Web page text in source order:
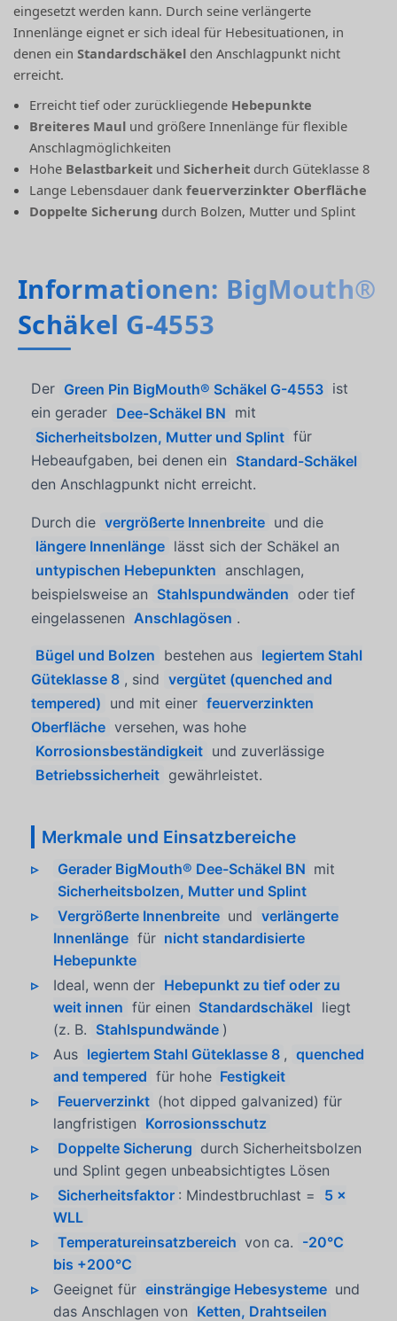
eingesetzt werden kann. Durch seine verlängerte
Innenlänge eignet er sich ideal für Hebesituationen, in
denen einStandardschäkel den Anschlagpunkt nicht
erreicht.
Erreicht tief oder zurückliegende Hebepunkte
Breiteres Maul und größere Innenlänge für flexible
Anschlagmöglichkeiten
Hohe Belastbarkeit undSicherheit durch Güteklasse 8
Lange Lebensdauer dankfeuerverzinkter Oberfläche
Doppelte Sicherung durch Bolzen, Mutter und Splint
Informationen: BigMouth®
Schäkel G-4553
Der Green Pin BigMouth® Schäkel G-4553 ist
ein gerader Dee-Schäkel BN mit
Sicherheitsbolzen, Mutter und Splint für
Hebeaufgaben, bei denen ein Standard-Schäkel
den Anschlagpunkt nicht erreicht.
Durch die vergrößerte Innenbreite und die
längere Innenlänge lässt sich der Schäkel an
untypischen Hebepunkten anschlagen,
beispielsweise an Stahlspundwänden oder tief
eingelassenen Anschlagösen .
Bügel und Bolzen bestehen aus legiertem Stahl
Güteklasse 8 , sind vergütet (quenched and
tempered) und mit einer feuerverzinkten
Oberfläche versehen, was hohe
Korrosionsbeständigkeit und zuverlässige
Betriebssicherheit gewährleistet.
Merkmale und Einsatzbereiche
Gerader BigMouth® Dee-Schäkel BN mit
Sicherheitsbolzen, Mutter und Splint
Vergrößerte Innenbreite und verlängerte
Innenlänge für nicht standardisierte
Hebepunkte
Ideal, wenn der Hebepunkt zu tief oder zu
weit innen für einen Standardschäkel liegt
(z. B. Stahlspundwände )
Aus legiertem Stahl Güteklasse 8 , quenched
and tempered für hohe Festigkeit
Feuerverzinkt (hot dipped galvanized) für
langfristigen Korrosionsschutz
Doppelte Sicherung durch Sicherheitsbolzen
und Splint gegen unbeabsichtigtes Lösen
Sicherheitsfaktor : Mindestbruchlast =
5 ×
WLL
Temperatureinsatzbereich von ca. -20°C
bis +200°C
Geeignet für einsträngige Hebesysteme und
das Anschlagen von Ketten, Drahtseilen